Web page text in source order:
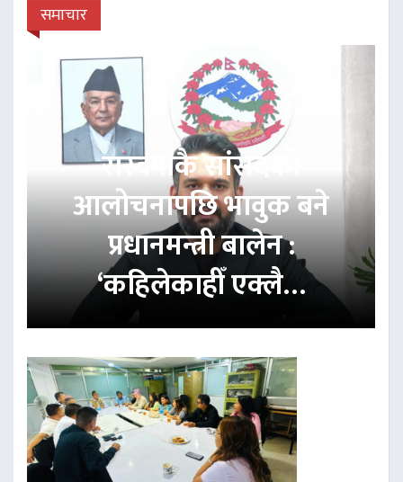
समाचार
रास्वपाकै सांसदको
आलोचनापछि भावुक बने
प्रधानमन्त्री बालेन :
‘कहिलेकाहीँ एक्लै…